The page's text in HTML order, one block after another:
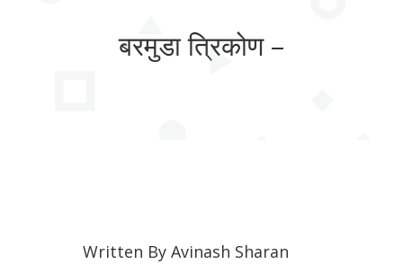
बरमुडा त्रिकोण –
Written By Avinash Sharan